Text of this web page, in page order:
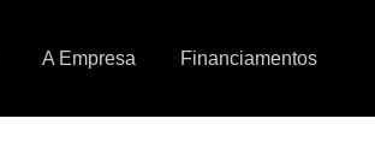
A Empresa Financiamentos